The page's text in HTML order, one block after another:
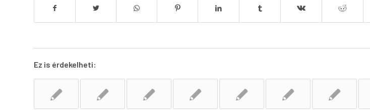
Ez is érdekelheti: